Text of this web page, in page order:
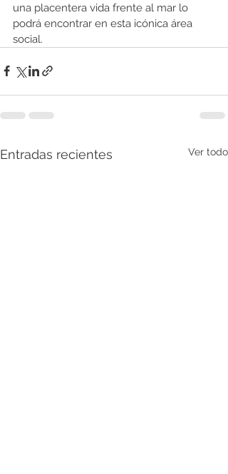
una placentera vida frente al mar lo
podrá encontrar en esta icónica área
social.
Entradas recientes Ver todo